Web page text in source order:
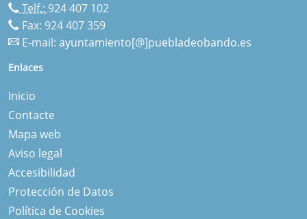
Telf.:924 407 102
Fax: 924 407 359
E-mail: ayuntamiento[@]puebladeobando.es
Enlaces
Inicio
Contacte
Mapa web
Aviso legal
Accesibilidad
Protección de Datos
Política de Cookies